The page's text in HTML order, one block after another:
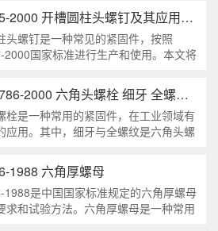
文将深度分析这种螺钉的特点、应用以
求等相关知识点，为读者提供全面的了
角头自
GB/T65-2000 开槽圆柱头螺钉及其应用领域
头螺钉是一种常见的紧固件，按照
2000国家标准进行生产和使用。本文将
助读者更好地了解和应用该种螺钉。什
T65-2000 开槽圆柱头螺钉？GB/T65-
GB/T5786-2000 六角头螺栓 细牙 全螺纹——工业重要性和特点
栓是一种常用的紧固件，在工业领域有
应用。其中，细牙与全螺纹是六角头螺
，对GB/T5786-2000标准下的六角头螺
螺纹进行深度分析和知识挖掘。什么
1988 六角厚螺母
1988是中国国家标准规定的六角厚螺母
求和试验方法。六角厚螺母是一种常用